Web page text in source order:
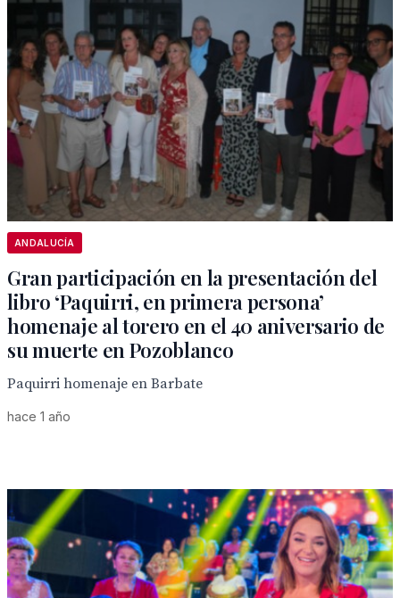
ANDALUCÍA
Gran participación en la presentación del
libro ‘Paquirri, en primera persona’
homenaje al torero en el 40 aniversario de
su muerte en Pozoblanco
Paquirri homenaje en Barbate
hace 1 año